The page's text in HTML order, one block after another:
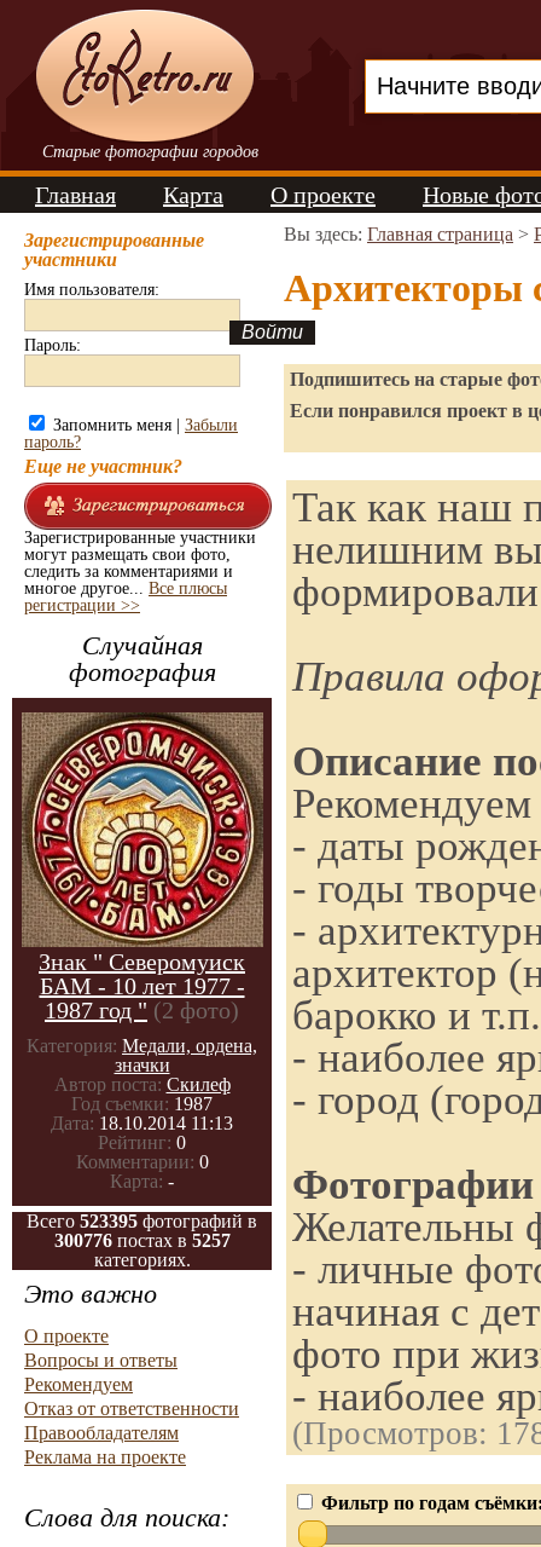
Старые фотографии городов
Главная Карта О проекте Новые
Зарегистрированные
участники
Имя пользователя:
Пароль:
Запомнить меня | Забыли
пароль?
Еще не участник?
Зарегистрированные участники
могут размещать свои фото,
следить за комментариями и
многое другое... Все плюсы
регистрации >>
Случайная
фотография
Знак " Северомуиск
БАМ - 10 лет 1977 -
1987 год " (2 фото)
Категория: Медали, ордена,
значки
Автор поста: Скилеф
Год съемки: 1987
Дата: 18.10.2014 11:13
Рейтинг: 0
Комментарии: 0
Карта: -
Всего 523395 фотографий в
300776постах в 5257
категориях.
Это важно
О проекте
Вопросы и ответы
Рекомендуем
Отказ от ответственности
Правообладателям
Реклама на проекте
Слова для поиска:
Вы здесь: Главная страница >
Архитекторы
Подпишитесь на старые
Если понравился проект в
Так как наш
нелишним
Правила
Описание
Рекомендуем
- даты
- годы
-
архитектор
барокко и
- наиболее
- город
Фотографии
Желательны
- личные
начиная с
фото при
- наиболее
(Просмотров:
Фильтр по годам